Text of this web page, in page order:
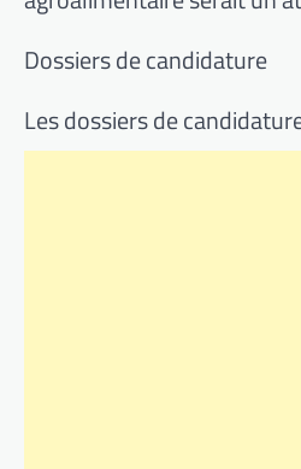
Dossiers de candidature
Les dossiers de